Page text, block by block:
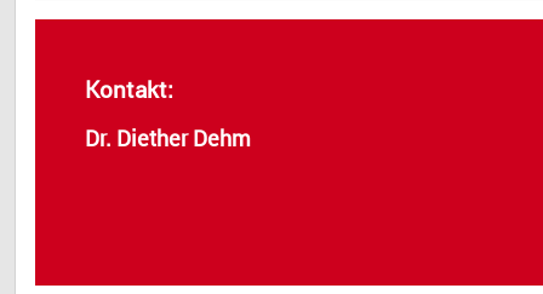
Kontakt:
Dr. Diether Dehm